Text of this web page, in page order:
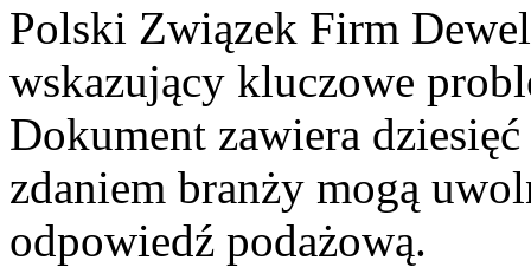
Polski Związek Firm
wskazujący kluczowe
Dokument zawiera
zdaniem branży mogą
odpowiedź podażową.